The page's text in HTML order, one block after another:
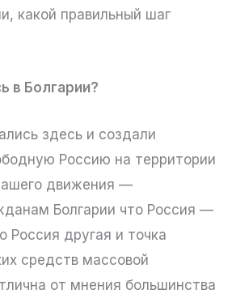
какой правильный шаг
в Болгарии?
здесь и создали
Россию на территории
движения —
Болгарии что Россия —
Россия другая и точка
средств массовой
от мнения большинства